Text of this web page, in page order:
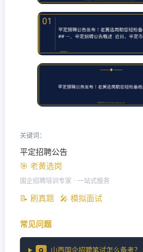
关键词：
平定招聘公告
🎯 老黄选岗
国企招聘培训专家 · 一站式服务
📝 刷真题 🎤 模拟面试
常见问题
Q 山西国企招聘笔试怎么备考？